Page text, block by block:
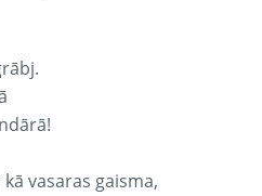
vasaras gaisma,